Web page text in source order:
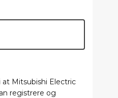
Mitsubishi Electric
registrere og